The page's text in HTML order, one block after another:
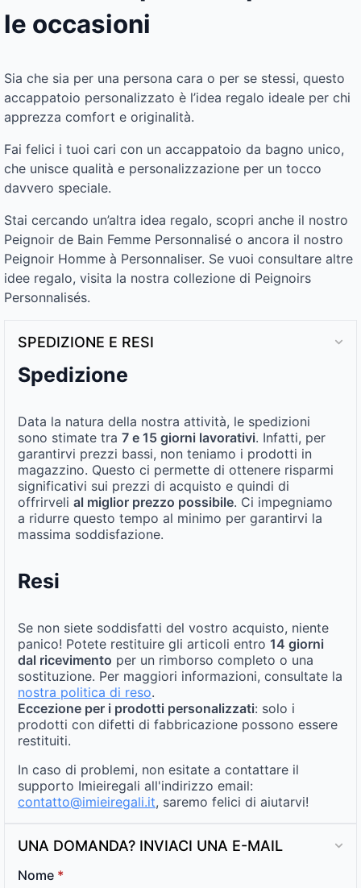
le occasioni
Sia che sia per una persona cara o per se stessi, questo
accappatoio personalizzato è l’idea regalo ideale per chi
apprezza comfort e originalità.
Fai felici i tuoi cari con un accappatoio da bagno unico,
che unisce qualità e personalizzazione per un tocco
davvero speciale.
Stai cercando un’altra idea regalo, scopri anche il nostro
Peignoir de Bain Femme Personnalisé o ancora il nostro
Peignoir Homme à Personnaliser. Se vuoi consultare altre
idee regalo, visita la nostra collezione di Peignoirs
Personnalisés.
SPEDIZIONE E RESI
Spedizione
Data la natura della nostra attività, le spedizioni
sono stimate tra 7 e 15 giorni lavorativi. Infatti, per
garantirvi prezzi bassi, non teniamo i prodotti in
magazzino. Questo ci permette di ottenere risparmi
significativi sui prezzi di acquisto e quindi di
offrirveli al miglior prezzo possibile. Ci impegniamo
a ridurre questo tempo al minimo per garantirvi la
massima soddisfazione.
Resi
Se non siete soddisfatti del vostro acquisto, niente
panico! Potete restituire gli articoli entro 14 giorni
dal ricevimento per un rimborso completo o una
sostituzione. Per maggiori informazioni, consultate la
nostra politica di reso.
Eccezione per i prodotti personalizzati: solo i
prodotti con difetti di fabbricazione possono essere
restituiti.
In caso di problemi, non esitate a contattare il
supporto Imieiregali all'indirizzo email:
contatto@imieiregali.it, saremo felici di aiutarvi!
UNA DOMANDA? INVIACI UNA E-MAIL
Nome *